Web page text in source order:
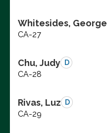
Whitesides, George
CA-27
Chu, Judy D
CA-28
Rivas, Luz D
CA-29